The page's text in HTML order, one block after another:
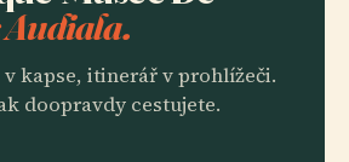
Audiala.
kapse, itinerář v prohlížeči.
doopravdy cestujete.